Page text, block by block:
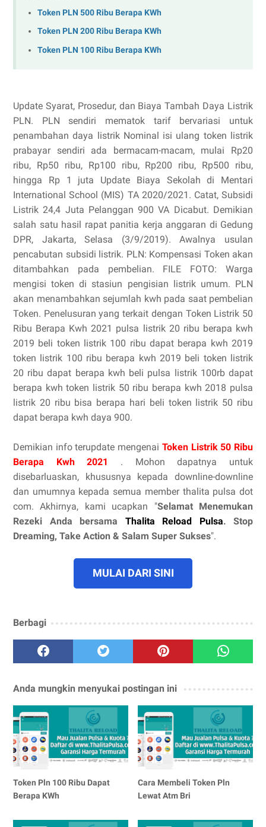
Token PLN 500 Ribu Berapa KWh
Token PLN 200 Ribu Berapa KWh
Token PLN 100 Ribu Berapa KWh
Update Syarat, Prosedur, dan Biaya Tambah Daya Listrik
PLN. PLN sendiri mematok tarif bervariasi untuk
penambahan daya listrik Nominal isi ulang token listrik
prabayar sendiri ada bermacam-macam, mulai Rp20
ribu, Rp50 ribu, Rp100 ribu, Rp200 ribu, Rp500 ribu,
hingga Rp 1 juta Update Biaya Sekolah di Mentari
International School (MIS) TA 2020/2021. Catat, Subsidi
Listrik 24,4 Juta Pelanggan 900 VA Dicabut. Demikian
salah satu hasil rapat panitia kerja anggaran di Gedung
DPR, Jakarta, Selasa (3/9/2019). Awalnya usulan
pencabutan subsidi listrik. PLN: Kompensasi Token akan
ditambahkan pada pembelian. FILE FOTO: Warga
mengisi token di stasiun pengisian listrik umum. PLN
akan menambahkan sejumlah kwh pada saat pembelian
Token. Penelusuran yang terkait dengan Token Listrik 50
Ribu Berapa Kwh 2021 pulsa listrik 20 ribu berapa kwh
2019 beli token listrik 100 ribu dapat berapa kwh 2019
token listrik 100 ribu berapa kwh 2019 beli token listrik
20 ribu dapat berapa kwh beli pulsa listrik 100rb dapat
berapa kwh token listrik 50 ribu berapa kwh 2018 pulsa
listrik 20 ribu bisa berapa hari beli token listrik 50 ribu
dapat berapa kwh daya 900.
Demikian info terupdate mengenai Token Listrik 50 Ribu
Berapa Kwh 2021 . Mohon dapatnya untuk
disebarluaskan, khususnya kepada downline-downline
dan umumnya kepada semua member thalita pulsa dot
com. Akhirnya, kami ucapkan "Selamat Menemukan
Rezeki Anda bersama Thalita Reload Pulsa. Stop
Dreaming, Take Action & Salam Super Sukses".
MULAI DARI SINI
Berbagi
Anda mungkin menyukai postingan ini
Token Pln 100 Ribu Dapat
Berapa KWh
Cara Membeli Token Pln
Lewat Atm Bri